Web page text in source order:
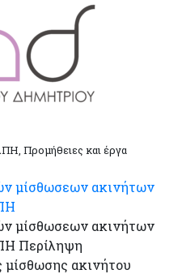
Προμήθειες και έργα
μίσθωσεων ακινήτων
μίσθωσεων ακινήτων
Περίληψη
μίσθωσης ακινήτου